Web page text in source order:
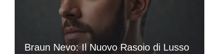
Braun Nevo: Il Nuovo Rasoio di Lusso